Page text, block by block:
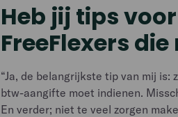
Heb jij tips
FreeFlexers
“Ja, de belangrijkste tip van mij
btw-aangifte moet indienen.
En verder; niet te veel zorgen